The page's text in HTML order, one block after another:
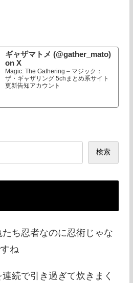
ギャザマトメ (@gather_mato)
on X
Magic: The Gathering – マジック：
ザ・ギャザリング 5chまとめ系サイト
更新告知アカウント
検索
たち忍者なのに忍術じゃな
ね
連続で引き過ぎて炊きまく